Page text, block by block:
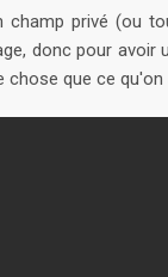
champ privé (ou
donc pour avoir
que ce